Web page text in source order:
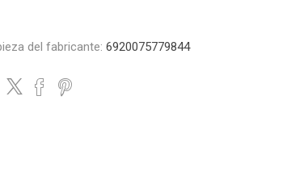
del fabricante: 6920075779844